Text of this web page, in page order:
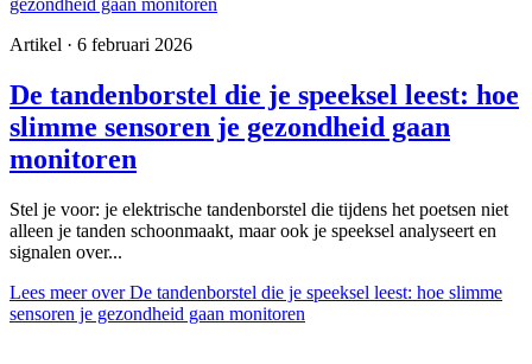
Artikel · 6 februari 2026
De tandenborstel die je speeksel leest: hoe
slimme sensoren je gezondheid gaan
monitoren
Stel je voor: je elektrische tandenborstel die tijdens het poetsen niet
alleen je tanden schoonmaakt, maar ook je speeksel analyseert en
signalen over...
Lees meerover De tandenborstel die je speeksel leest: hoe slimme
sensoren je gezondheid gaan monitoren